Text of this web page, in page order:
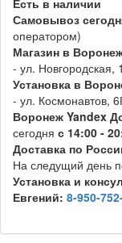
Самовывоз
оператором)
Магазин в
- ул. Новгородская,
Установка в
- ул. Космонавтов,
Воронеж Yandex Д
сегодня с 14:00 -
Доставка по
На следущий день
Установка и
Евгений: 8-950-